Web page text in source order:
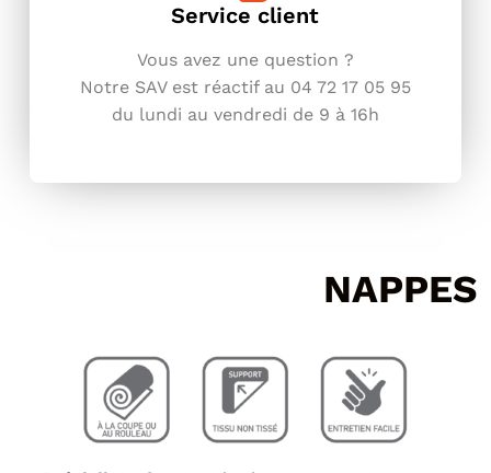
Service client
Vous avez une question ?
Notre SAV est réactif au 04 72 17 0595
du lundi au vendredi de 9 à 16h